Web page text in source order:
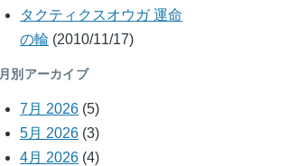
タクティクスオウガ 運命
の輪 (2010/11/17)
月別アーカイブ
7月 2026 (5)
5月 2026 (3)
4月 2026 (4)